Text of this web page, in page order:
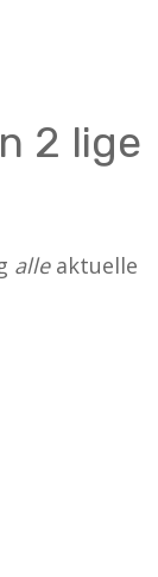
2 lige
alleaktuelle